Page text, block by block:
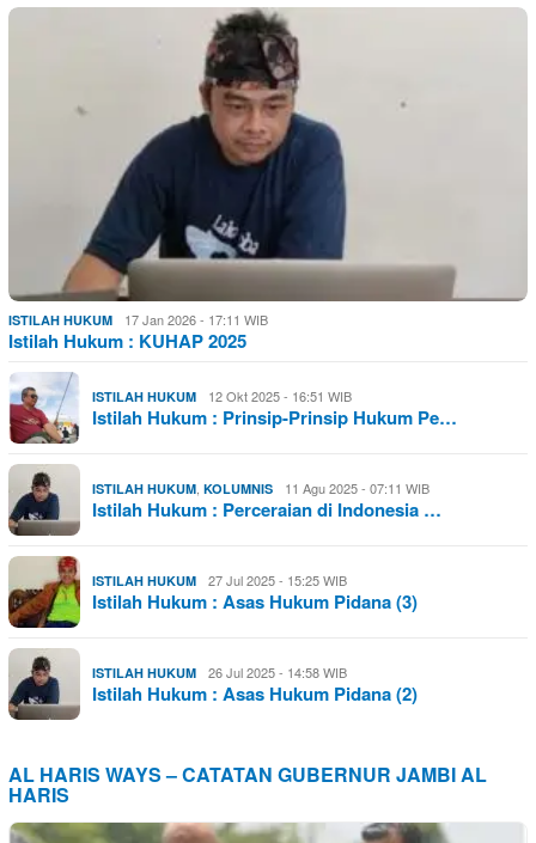
ISTILAH HUKUM 17 Jan 2026 - 17:11 WIB
Istilah Hukum : KUHAP 2025
ISTILAH HUKUM 12 Okt 2025 - 16:51 WIB
Istilah Hukum : Prinsip-Prinsip Hukum Pe…
ISTILAH HUKUM, KOLUMNIS 11 Agu 2025 - 07:11 WIB
Istilah Hukum : Perceraian di Indonesia …
ISTILAH HUKUM 27 Jul 2025 - 15:25 WIB
Istilah Hukum : Asas Hukum Pidana (3)
ISTILAH HUKUM 26 Jul 2025 - 14:58 WIB
Istilah Hukum : Asas Hukum Pidana (2)
AL HARIS WAYS – CATATAN GUBERNUR JAMBI AL
HARIS